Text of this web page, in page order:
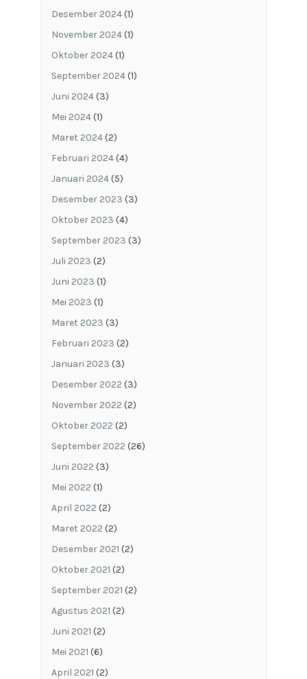
Desember 2024(1)
November 2024(1)
Oktober 2024(1)
September 2024(1)
Juni 2024(3)
Mei 2024(1)
Maret 2024(2)
Februari 2024(4)
Januari 2024(5)
Desember 2023 (3)
Oktober 2023 (4)
September 2023 (3)
Juli 2023 (2)
Juni 2023 (1)
Mei 2023 (1)
Maret 2023 (3)
Februari 2023 (2)
Januari 2023 (3)
Desember 2022 (3)
November 2022 (2)
Oktober 2022 (2)
September 2022 (26)
Juni 2022 (3)
Mei 2022 (1)
April 2022 (2)
Maret 2022 (2)
Desember 2021 (2)
Oktober 2021 (2)
September 2021 (2)
Agustus 2021 (2)
Juni 2021 (2)
Mei 2021 (6)
April 2021 (2)